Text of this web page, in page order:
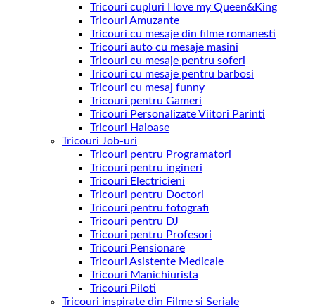
Tricouri cupluri I love my Queen&King
Tricouri Amuzante
Tricouri cu mesaje din filme romanesti
Tricouri auto cu mesaje masini
Tricouri cu mesaje pentru soferi
Tricouri cu mesaje pentru barbosi
Tricouri cu mesaj funny
Tricouri pentru Gameri
Tricouri Personalizate Viitori Parinti
Tricouri Haioase
Tricouri Job-uri
Tricouri pentru Programatori
Tricouri pentru ingineri
Tricouri Electricieni
Tricouri pentru Doctori
Tricouri pentru fotografi
Tricouri pentru DJ
Tricouri pentru Profesori
Tricouri Pensionare
Tricouri Asistente Medicale
Tricouri Manichiurista
Tricouri Piloti
Tricouri inspirate din Filme si Seriale